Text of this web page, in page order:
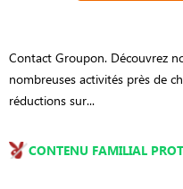
Contact Groupon. Découvrez
nombreuses activités près de
réductions sur...
CONTENU FAMILIAL